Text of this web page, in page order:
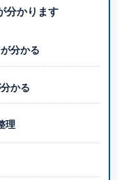
分かります
分かる
かる
理